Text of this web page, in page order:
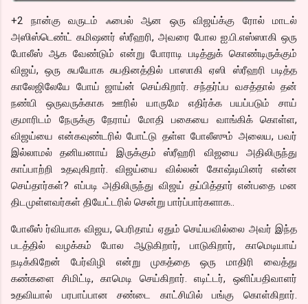
+2 நான்கு வருடம் ஃபைல் ஆன ஒரு விஜய்க்கு ரோல் மாடல்
அஸிஸ்டெண்ட் கமிஷனர் ஸ்ரீஹரி, அவரை போல ஐ.பி.எஸ்ஸாகி ஒரு
போலீஸ் ஆக வேண்டும் என்று போராடி படித்துக் கொண்டிருக்கும்
விஜய், ஒரு சுபயோக சுபதினத்தில் பாஸாகி ஏஸி ஸ்ரீஹரி படித்த
காலேஜிலேயே போய் ஜாய்ன் செய்கிறார். சந்தர்ப்ப வசத்தால் தன்
நண்பி ஒருவருக்காக ஊரில் யாருமே எதிர்க்க பயப்படும் சாய்
குமாரிடம் நேருக்கு நேராய் மோதி பகையை வாங்கிக் கொள்ள,
விஜய்யை என்கவுண்டரில் போட்டு தள்ள போலீஸும் அலைய, பவர்
இல்லாமல் தனியனாய் இருக்கும் ஸ்ரீஹரி விஜயை அதிலிருந்து
காப்பாற்றி உதவுகிறார். விஜய்யை வில்லன் கோஷ்டியினர் என்ன
செய்தார்கள்? எப்படி அதிலிருந்து விஜய் தப்பித்தார் என்பதை மன
திடமுள்ளவர்கள் தியேட்டரில் சென்று பார்ப்பார்களாக..
போலீஸ் ர்வியாக விஜய, பெரிதாய் ஏதும் செய்யவில்லை அவர் இந்த
படத்தில் வழக்கம் போல ஆடுகிறார், பாடுகிறார், காமெடியாய்
நடிக்கிறேன் பேர்விழி என்று முகத்தை ஒரு மாதிரி வைத்து
கண்களை சிமிட்டி, காமெடி செய்கிறார். எடிட்டர், ஒளிப்பதிவாளர்
உதவியால் பரபாப்பான சண்டை காட்சியில் பங்கு கொள்கிறார்.